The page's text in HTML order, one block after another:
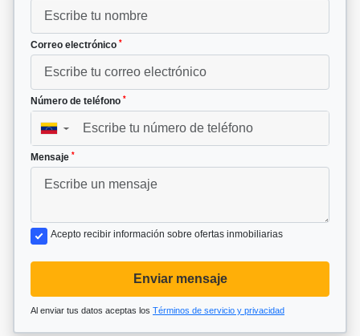
Correo electrónico *
Número de teléfono *
▼
Mensaje *
Acepto recibir información sobre ofertas inmobiliarias
Enviar mensaje
Al enviar tus datos aceptas los Términos de servicio y privacidad